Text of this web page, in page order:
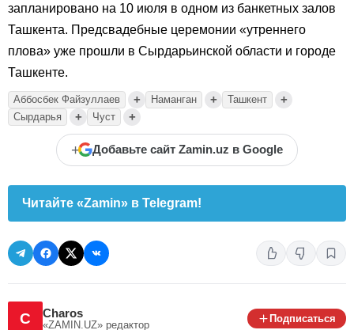
запланировано на 10 июля в одном из банкетных залов
Ташкента. Предсвадебные церемонии «утреннего
плова» уже прошли в Сырдарьинской области и городе
Ташкенте.
Аббосбек Файзуллаев + Наманган + Ташкент +
Сырдарья + Чуст +
+ Добавьте сайт Zamin.uz в Google
Читайте «Zamin» в Telegram!
C Charos
«ZAMIN.UZ» редактор
Подписаться